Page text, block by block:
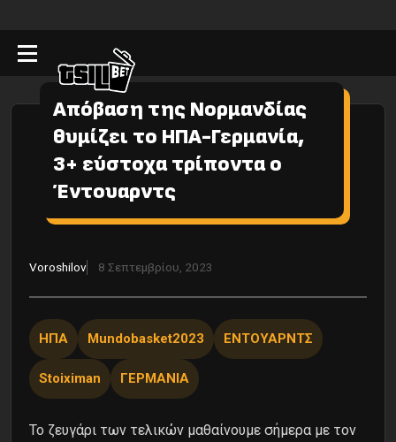
Απόβαση της Νορμανδίας
θυμίζει το ΗΠΑ-Γερμανία,
3+ εύστοχα τρίποντα ο
Έντουαρντς
Voroshilov 8 Σεπτεμβρίου, 2023
ΗΠΑ Mundobasket2023 ΕΝΤΟΥΑΡΝΤΣ
Stoiximan ΓΕΡΜΑΝΙΑ
Το ζευγάρι των τελικών μαθαίνουμε σήμερα με τον